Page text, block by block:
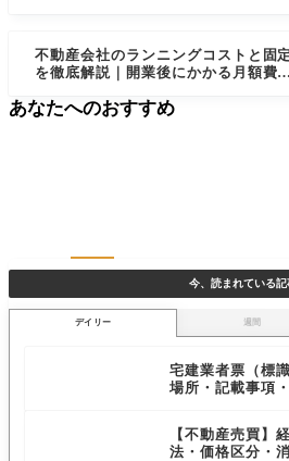
不動産会社のランニングコストと固
を徹底解説｜開業後にかかる月額費用
今、読まれている記
デイリー 週間
宅建業者票（標
場所・記載事項
【不動産売買】
法・価格区分・
あなたへのおすすめ